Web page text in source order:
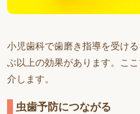
小児歯科で歯磨き指導を受け
ぶ以上の効果があります。こ
介します。
虫歯予防につながる